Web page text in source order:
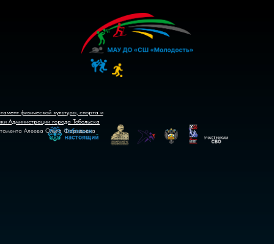
физической культуры, спорта и
Администрации города Тобольска
Алеева Ольга Фаридовна